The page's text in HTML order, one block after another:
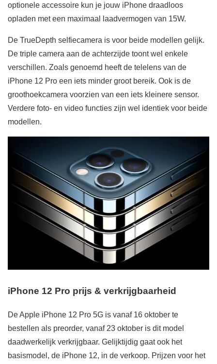
optionele accessoire kun je jouw iPhone draadloos
opladen met een maximaal laadvermogen van 15W.
De TrueDepth selfiecamera is voor beide modellen gelijk.
De triple camera aan de achterzijde toont wel enkele
verschillen. Zoals genoemd heeft de telelens van de
iPhone 12 Pro een iets minder groot bereik. Ook is de
groothoekcamera voorzien van een iets kleinere sensor.
Verdere foto- en video functies zijn wel identiek voor beide
modellen.
iPhone 12 Pro prijs & verkrijgbaarheid
De Apple iPhone 12 Pro 5G is vanaf 16 oktober te
bestellen als preorder, vanaf 23 oktober is dit model
daadwerkelijk verkrijgbaar. Gelijktijdig gaat ook het
basismodel, de iPhone 12, in de verkoop. Prijzen voor het